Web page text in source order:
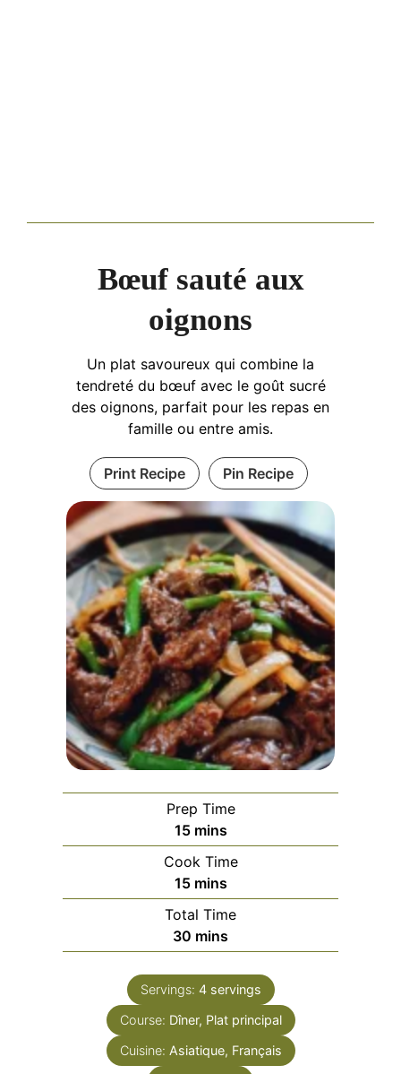
Bœuf sauté aux
oignons
Un plat savoureux qui combine la
tendreté du bœuf avec le goût sucré
des oignons, parfait pour les repas en
famille ou entre amis.
Print Recipe Pin Recipe
Prep Time
15minutes
mins
Cook Time
15minutes
mins
Total Time
30 minutes
mins
Servings: 4 servings
Course: Dîner, Plat principal
Cuisine: Asiatique, Français